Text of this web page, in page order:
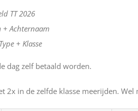
TT 2026
+ Achternaam
+ Klasse
dag zelf betaald worden.
2x in de zelfde klasse meerijden.